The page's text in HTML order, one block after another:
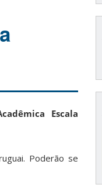
Escala
Poderão se